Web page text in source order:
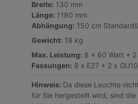
Breite: 130 mm
Länge: 1180 mm
Abhängung: 150 cm
Gewicht: 18 kg
Max. Leistung: 8 x 60 Watt +
Fassungen: 8 x E27 + 2 x GU10
Hinweis: Da diese Leuchte
für Sie hergestellt wird, sind